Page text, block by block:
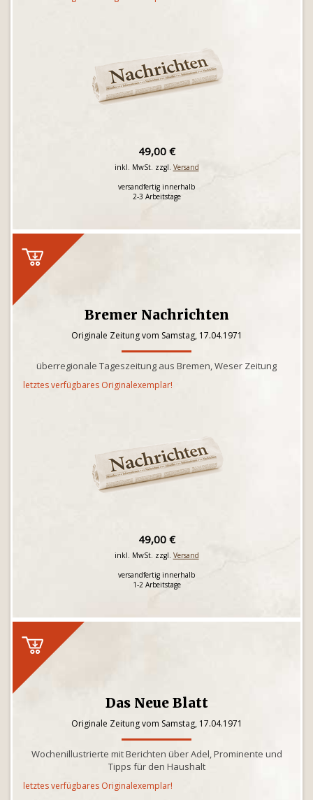
49,00 €
inkl. MwSt. zzgl. Versand
versandfertig innerhalb
2-3 Arbeitstage
Bremer Nachrichten
Originale Zeitung vom Samstag, 17.04.1971
überregionale Tageszeitung aus Bremen, Weser Zeitung
letztes verfügbares Originalexemplar!
49,00 €
inkl. MwSt. zzgl. Versand
versandfertig innerhalb
1-2 Arbeitstage
Das Neue Blatt
Originale Zeitung vom Samstag, 17.04.1971
Wochenillustrierte mit Berichten über Adel, Prominente und
Tipps für den Haushalt
letztes verfügbares Originalexemplar!